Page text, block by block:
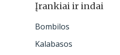
Įrankiai ir indai
Bombilos
Kalabasos